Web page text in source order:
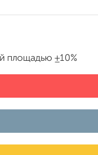
площадью ±10%